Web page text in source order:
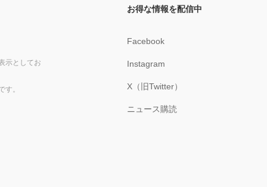
示としてお
す。
お得な情報を配信中
Facebook
Instagram
X（旧Twitter）
ニュース購読